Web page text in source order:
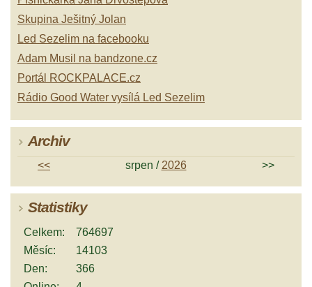
Skupina Ješitný Jolan
Led Sezelim na facebooku
Adam Musil na bandzone.cz
Portál ROCKPALACE.cz
Rádio Good Water vysílá Led Sezelim
Archiv
<< srpen / 2026 >>
Statistiky
Celkem:
764697
Měsíc:
14103
Den:
366